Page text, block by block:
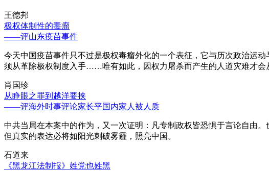
王德邦
极权体制性的毒瘤
——评山东疫苗事件
今天中国疫苗事件只不过是极权毒瘤外化的一个表征，它与历次政治运
须从革除极权制度入手……唯有如此，因权力屠杀而产生的人道灾难才会
肖国珍
从睁眼之罪到越洋要挟
——评海外时事评论家长平国内家人被人质
中共当局在本案中的作为，又一次证明：凡专制政权皆恐惧于言论自由
但真实的表达必将如阳光刺破雾霾，照亮中国。
石道来
《黑龙江法制报》姓党也姓黑